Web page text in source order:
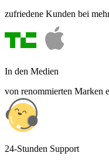
zufriedene Kunden bei
In den Medien
von renommierten Marken
24-Stunden Support